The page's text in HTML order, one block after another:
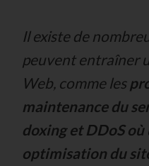
Il existe de
peuvent entraîner
Web, comme les
maintenance du
doxing et DDoS
optimisation du